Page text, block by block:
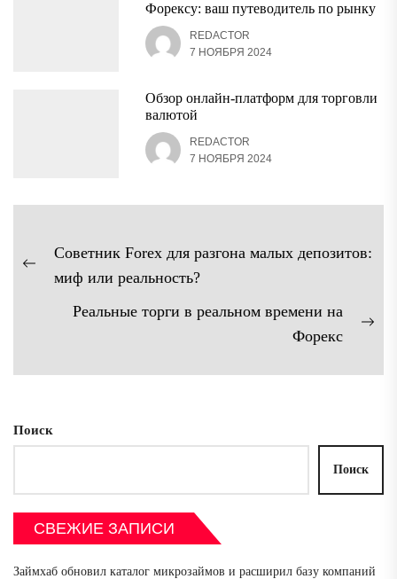
Форексу: ваш путеводитель по рынку
REDACTOR
7 НОЯБРЯ 2024
Обзор онлайн-платформ для торговли
валютой
REDACTOR
7 НОЯБРЯ 2024
Навигация
по
записям
Предыдущая
Советник Forex для разгона малых депозитов:
миф или реальность?
Реальные торги в реальном времени на
Форекс
Поиск
Поиск
СВЕЖИЕ ЗАПИСИ
Займхаб обновил каталог микрозаймов и расширил базу компаний